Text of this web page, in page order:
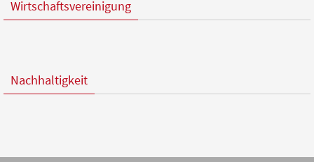
Wirtschaftsvereinigung
Nachhaltigkeit